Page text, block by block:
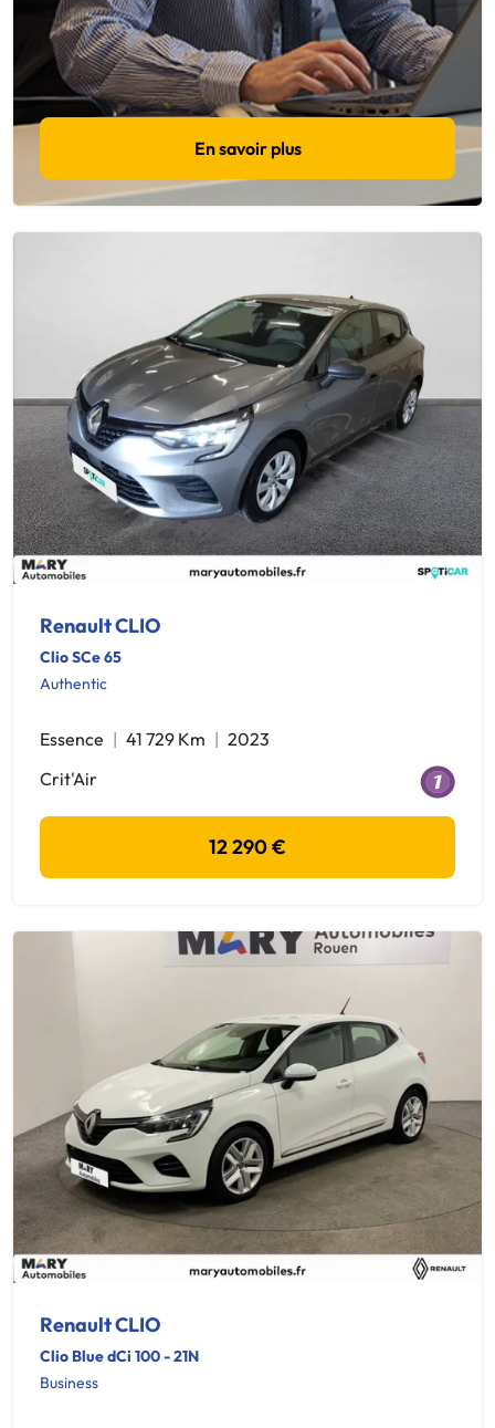
En savoir plus
Renault CLIO
Clio SCe 65
Authentic
Essence 41 729 Km
2023
Crit'Air
12 290 €
Renault CLIO
Clio Blue dCi 100 - 21N
Business